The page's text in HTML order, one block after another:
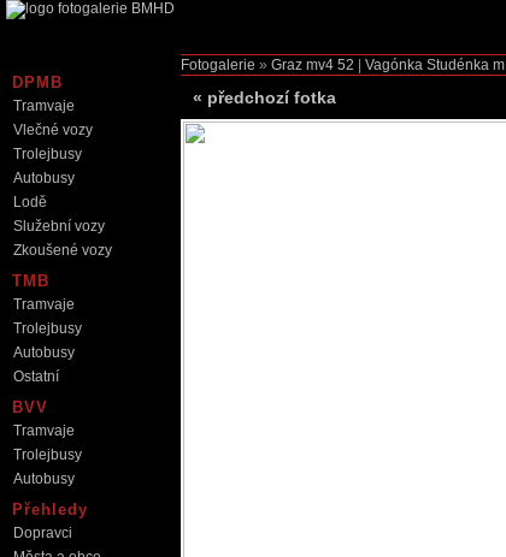
Fotogalerie » Graz mv4 52 Vagónka Studénka m
« předchozí fotka
DPMB
Tramvaje
Vlečné vozy
Trolejbusy
Autobusy
Lodě
Služební vozy
Zkoušené vozy
TMB
Tramvaje
Trolejbusy
Autobusy
Ostatní
BVV
Tramvaje
Trolejbusy
Autobusy
Přehledy
Dopravci